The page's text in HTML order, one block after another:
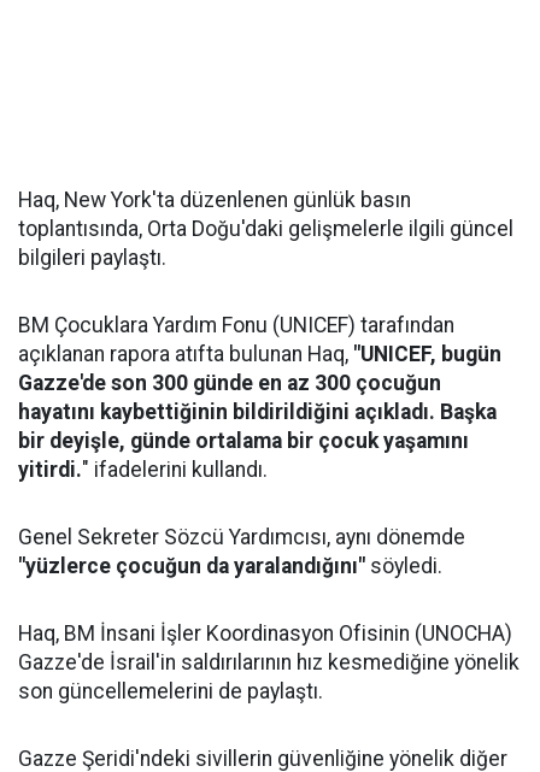
Haq, New York'ta düzenlenen günlük basın
toplantısında, Orta Doğu'daki gelişmelerle ilgili güncel
bilgileri paylaştı.
BM Çocuklara Yardım Fonu (UNICEF) tarafından
açıklanan rapora atıfta bulunan Haq, "UNICEF, bugün
Gazze'de son 300 günde en az 300 çocuğun
hayatını kaybettiğinin bildirildiğini açıkladı. Başka
bir deyişle, günde ortalama bir çocuk yaşamını
yitirdi." ifadelerini kullandı.
Genel Sekreter Sözcü Yardımcısı, aynı dönemde
"yüzlerce çocuğun da yaralandığını" söyledi.
Haq, BM İnsani İşler Koordinasyon Ofisinin (UNOCHA)
Gazze'de İsrail'in saldırılarının hız kesmediğine yönelik
son güncellemelerini de paylaştı.
Gazze Şeridi'ndeki sivillerin güvenliğine yönelik diğer